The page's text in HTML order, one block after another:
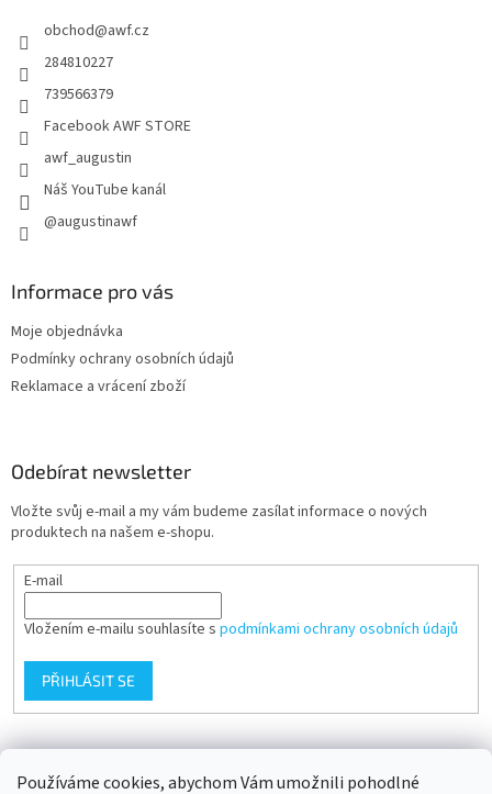
Používáme cookies, abychom Vám umožnili pohodlné
obchod@awf.cz
284810227
739566379
Facebook AWF STORE
awf_augustin
Náš YouTube kanál
@augustinawf
Informace pro vás
Moje objednávka
Podmínky ochrany osobních údajů
Reklamace a vrácení zboží
Odebírat newsletter
Vložte svůj e-mail a my vám budeme zasílat informace o nových
produktech na našem e-shopu.
E-mail
Vložením e-mailu souhlasíte s podmínkami ochrany osobních údajů
PŘIHLÁSIT SE